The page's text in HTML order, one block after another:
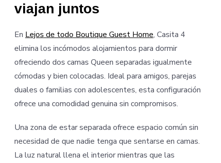
viajan juntos
En Lejos de todo Boutique Guest Home, Casita 4
elimina los incómodos alojamientos para dormir
ofreciendo dos camas Queen separadas igualmente
cómodas y bien colocadas. Ideal para amigos, parejas
duales o familias con adolescentes, esta configuración
ofrece una comodidad genuina sin compromisos.
Una zona de estar separada ofrece espacio común sin
necesidad de que nadie tenga que sentarse en camas.
La luz natural llena el interior mientras que las